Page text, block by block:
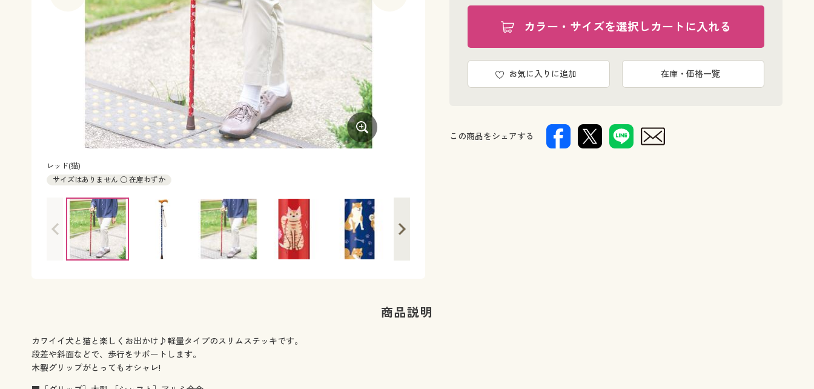
レッド(猫)
サイズはありません ○ 在庫わずか
カラー・サイズを選択しカートに入れる
お気に入りに追加 在庫・価格一覧
この商品をシェアする
商品説明
カワイイ犬と猫と楽しくお出かけ♪軽量タイプのスリムステッキです。
段差や斜面などで、歩行をサポートします。
木製グリップがとってもオシャレ!